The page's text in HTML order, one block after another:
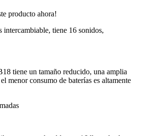
producto ahora!
intercambiable, tiene 16 sonidos,
tiene un tamaño reducido, una amplia
menor consumo de baterías es altamente